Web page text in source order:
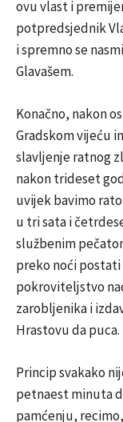
ovu vlast i
potpredsjednik
i spremno se
Glavašem.
Konačno, nakon
Gradskom vijeću
slavljenje ratnog
nakon trideset
uvijek bavimo
u tri sata i
službenim
preko noći
pokroviteljstvo
zarobljenika i
Hrastovu da puca.
Princip svakako
petnaest minuta
pamćenju,